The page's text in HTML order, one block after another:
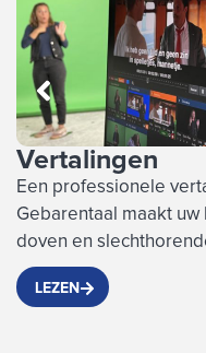
Vertalingen
Een professionele
Gebarentaal maakt
doven en
LEZEN